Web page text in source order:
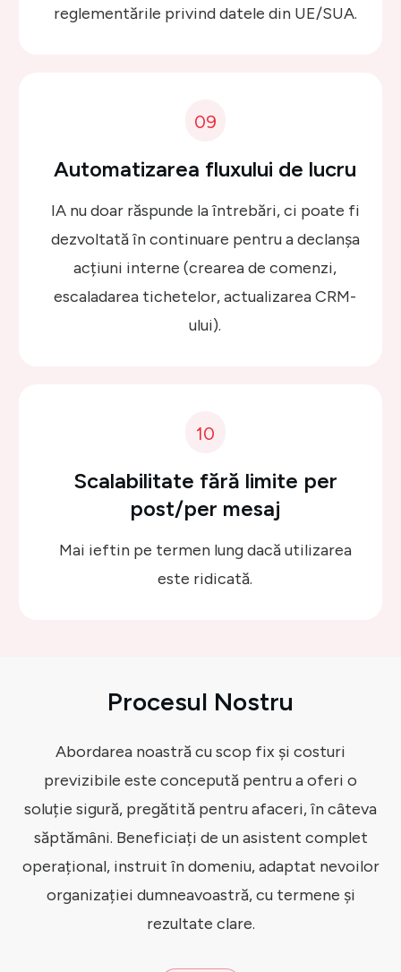
reglementările privind datele din UE/SUA.
09
Automatizarea fluxului de lucru
IA nu doar răspunde la întrebări, ci poate fi
dezvoltată în continuare pentru a declanșa
acțiuni interne (crearea de comenzi,
escaladarea tichetelor, actualizarea CRM-
ului).
10
Scalabilitate fără limite per
post/per mesaj
Mai ieftin pe termen lung dacă utilizarea
este ridicată.
Procesul Nostru
Abordarea noastră cu scop fix și costuri
previzibile este concepută pentru a oferi o
soluție sigură, pregătită pentru afaceri, în câteva
săptămâni. Beneficiați de un asistent complet
operațional, instruit în domeniu, adaptat nevoilor
organizației dumneavoastră, cu termene și
rezultate clare.